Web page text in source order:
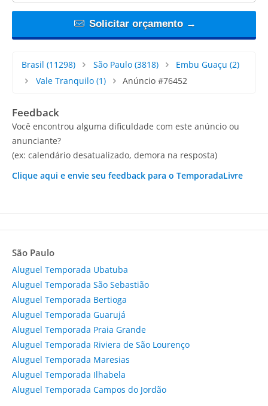
Solicitar orçamento →
Brasil (11298) São Paulo(3818) Embu Guaçu (2)
Vale Tranquilo(1) Anúncio #76452
Feedback
Você encontrou alguma dificuldade com este anúncio ou
anunciante?
(ex: calendário desatualizado, demora na resposta)
Clique aqui e envie seu feedback para o TemporadaLivre
São Paulo
Aluguel Temporada Ubatuba
Aluguel Temporada São Sebastião
Aluguel Temporada Bertioga
Aluguel Temporada Guarujá
Aluguel Temporada Praia Grande
Aluguel Temporada Riviera de São Lourenço
Aluguel Temporada Maresias
Aluguel Temporada Ilhabela
Aluguel Temporada Campos do Jordão